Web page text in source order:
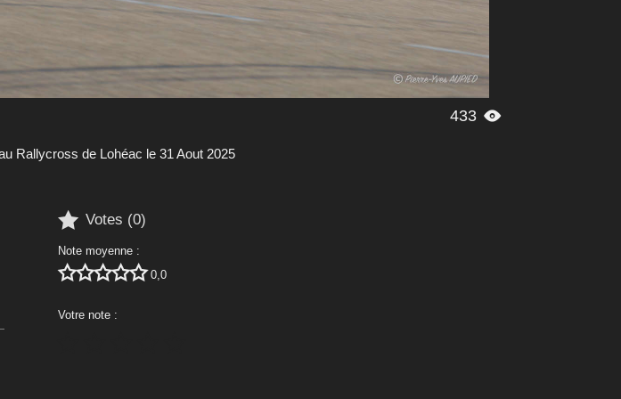
433 
Rallycross de Lohéac le 31 Aout 2025
 Votes (0)
Note moyenne :
 0,0
Votre note :